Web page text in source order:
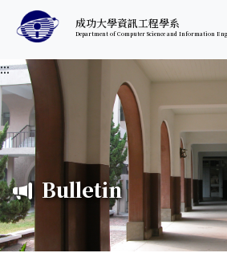
跳至中央內容區塊
成功大學資訊工程學系
Department of Computer Science and Information
:::
Bulletin